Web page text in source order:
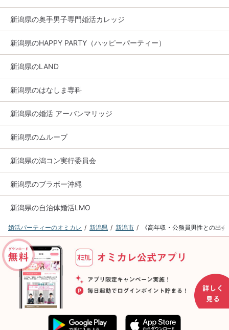
新潟県の奥手男子専門婚活カレッジ
新潟県のHAPPY PARTY（ハッピーパーティー）
新潟県のLAND
新潟県のはなしま専科
新潟県の婚活 アーバンマリッジ
新潟県のムルーブ
新潟県の潟コン実行委員会
新潟県のブラボー沖縄
新潟県の自治体婚活LMO
婚活パーティーのオミカレ 新潟県 新潟市 《高年収・公務員男性との出